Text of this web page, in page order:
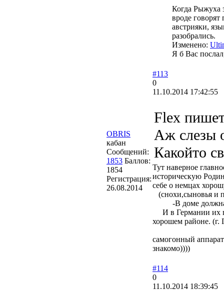
Когда Рыжуха
вроде
австрияки,
разобрались.
Изменено:
Я б Вас
OBRIS
кабан
Сообщений:
1853 Баллов:
1854
Регистрация:
26.08.2014
#113
0
11.10.2014 17:42:55
Flex
Аж слезы
Какойто
Тут наверное
историческую
себе о
(снохи,сыновья
-В
И в Германии их
самогонный
знакомо))))
#114
0
11.10.2014 18:39:45